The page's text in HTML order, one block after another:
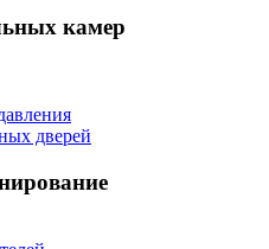
камер
дверей